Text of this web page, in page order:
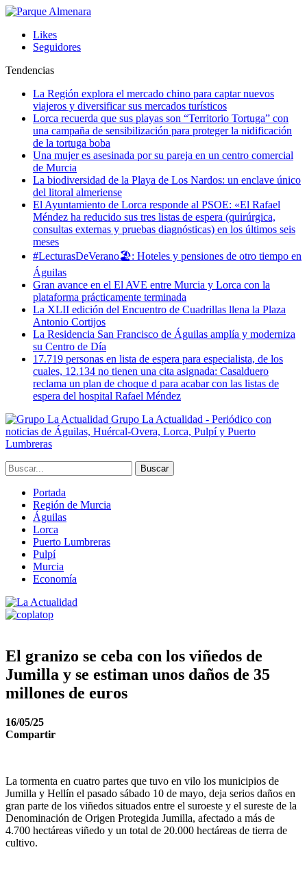
Likes
Seguidores
Tendencias
La Región explora el mercado chino para captar nuevos
viajeros y diversificar sus mercados turísticos
Lorca recuerda que sus playas son “Territorio Tortuga” con
una campaña de sensibilización para proteger la nidificación
de la tortuga boba
Una mujer es asesinada por su pareja en un centro comercial
de Murcia
La biodiversidad de la Playa de Los Nardos: un enclave único
del litoral almeriense
El Ayuntamiento de Lorca responde al PSOE: «El Rafael
Méndez ha reducido sus tres listas de espera (quirúrgica,
consultas externas y pruebas diagnósticas) en los últimos seis
meses
#LecturasDeVerano🏖: Hoteles y pensiones de otro tiempo en
Águilas
Gran avance en el El AVE entre Murcia y Lorca con la
plataforma prácticamente terminada
La XLII edición del Encuentro de Cuadrillas llena la Plaza
Antonio Cortijos
La Residencia San Francisco de Águilas amplía y moderniza
su Centro de Día
17.719 personas en lista de espera para especialista, de los
cuales, 12.134 no tienen una cita asignada: Casalduero
reclama un plan de choque d para acabar con las listas de
espera del hospital Rafael Méndez
Grupo La Actualidad - Periódico con
noticias de Águilas, Huércal-Overa, Lorca, Pulpí y Puerto
Lumbreras
Portada
Región de Murcia
Águilas
Lorca
Puerto Lumbreras
Pulpí
Murcia
Economía
El granizo se ceba con los viñedos de
Jumilla y se estiman unos daños de 35
millones de euros
16/05/25
Compartir
La tormenta en cuatro partes que tuvo en vilo los municipios de
Jumilla y Hellín el pasado sábado 10 de mayo, deja serios daños en
gran parte de los viñedos situados entre el suroeste y el sureste de la
Denominación de Origen Protegida Jumilla, afectado a más de
4.700 hectáreas viñedo y un total de 20.000 hectáreas de tierra de
cultivo.